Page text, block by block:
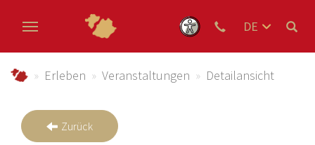
DE
schmallenberger-sauerland.de
Erleben Veranstaltungen Detailansicht
Zurück